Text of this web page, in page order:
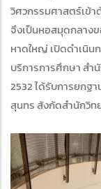
วิศวกรรมศาสตร์เข้
จึงเป็นหอสมุดกลาง
หาดใหญ่ เปิดดำเนิน
บริการการศึกษา สำ
2532 ได้รับการยกฐ
สุนทร สังกัดสำนักวิท